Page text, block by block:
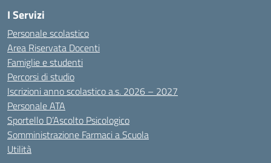
I Servizi
Personale scolastico
Area Riservata Docenti
Famiglie e studenti
Percorsi di studio
Iscrizioni anno scolastico a.s. 2026 – 2027
Personale ATA
Sportello D’Ascolto Psicologico
Somministrazione Farmaci a Scuola
Utilità